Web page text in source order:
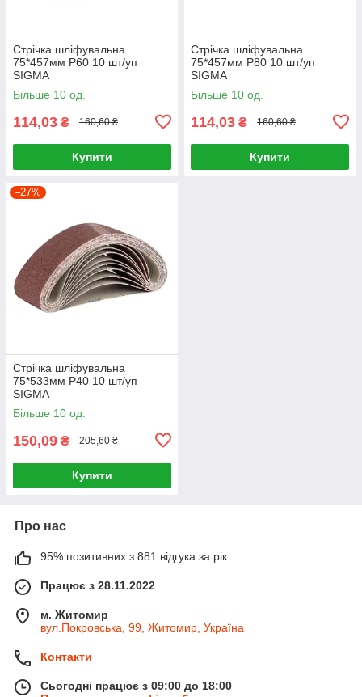
Стрічка шліфувальна
75*457мм P60 10 шт/уп
SIGMA
Більше 10 од.
114,03 ₴ 160,60 ₴
Купити
Стрічка шліфувальна
75*457мм P80 10 шт/уп
SIGMA
Більше 10 од.
114,03 ₴ 160,60 ₴
Купити
–27%
Стрічка шліфувальна
75*533мм P40 10 шт/уп
SIGMA
Більше 10 од.
150,09 ₴ 205,60 ₴
Купити
Про нас
95% позитивних з 881 відгука за рік
Працює з 28.11.2022
м. Житомир
вул.Покровська, 99, Житомир, Україна
Контакти
Сьогодні працює з 09:00 до 18:00